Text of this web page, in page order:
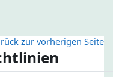
zur vorherigen Seite